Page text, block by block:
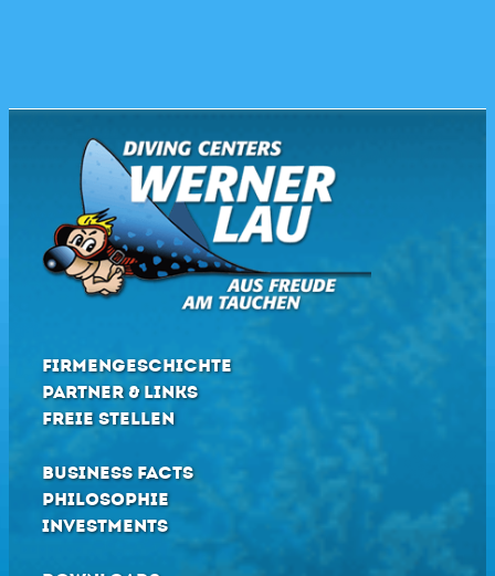
FIRMENGESCHICHTE
PARTNER & LINKS
FREIE STELLEN
BUSINESS FACTS
PHILOSOPHIE
INVESTMENTS